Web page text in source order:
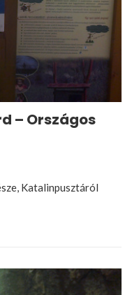
– Országos
Katalinpusztáról